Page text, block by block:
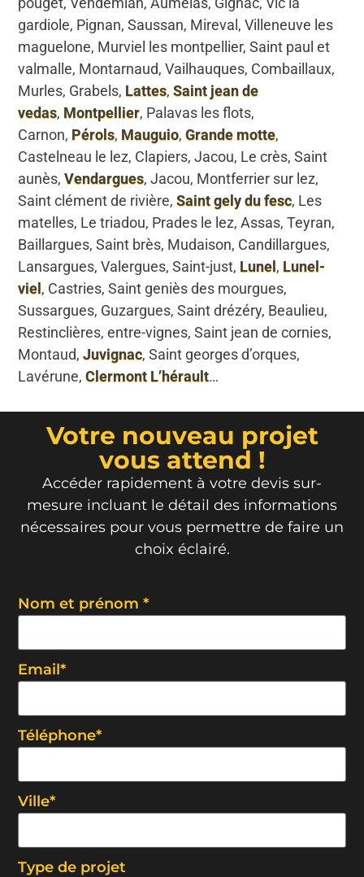
gardiole, Pignan, Saussan, Mireval, Villeneuve les
maguelone, Murviel les montpellier, Saint paul et
valmalle, Montarnaud, Vailhauques, Combaillaux,
Murles, Grabels, Lattes,Saint jean de
vedas, Montpellier, Palavas les flots,
Carnon, Pérols, Mauguio,Grande motte,
Castelneau le lez, Clapiers, Jacou, Le crès, Saint
aunès,Vendargues, Jacou, Montferrier sur lez,
Saint clément de rivière,Saint gely du fesc, Les
matelles, Le triadou, Prades le lez, Assas, Teyran,
Baillargues, Saint brès, Mudaison, Candillargues,
Lansargues, Valergues, Saint-just, Lunel, Lunel-
viel, Castries, Saint geniès des mourgues,
Sussargues, Guzargues, Saint drézéry, Beaulieu,
Restinclières, entre-vignes, Saint jean de cornies,
Montaud,Juvignac, Saint georges d’orques,
Lavérune,Clermont L’hérault…
Votre nouveau projet
vous attend !
Accéder rapidement à votre devis sur-
mesure incluant le détail des informations
nécessaires pour vous permettre de faire un
choix éclairé.
Nom et prénom *
Email*
Téléphone*
Ville*
Type de projet